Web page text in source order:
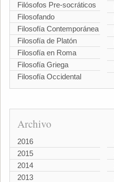
Filósofos Pre-socráticos
Filosofando
Filosofía Contemporánea
Filosofía de Platón
Filosofía en Roma
Filosofía Griega
Filosofía Occidental
Archivo
2016
2015
2014
2013